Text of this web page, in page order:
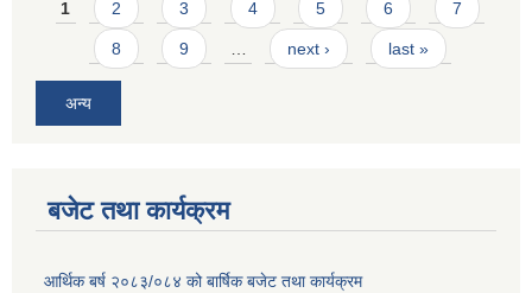
1 2 3 4 5 6 7
8 9 next › last »
अन्य
बजेट तथा कार्यक्रम
आर्थिक बर्ष २०८३/०८४ को बार्षिक बजेट तथा कार्यक्रम